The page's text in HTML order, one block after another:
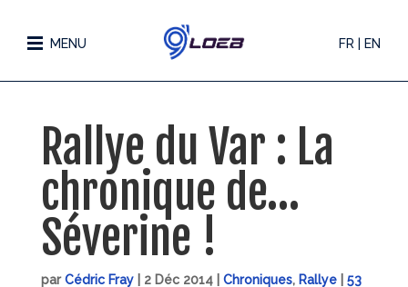
MENU FR | EN
Rallye du Var : La
chronique de…
Séverine !
parCédric Fray| 2 Déc 2014| Chroniques, Rallye| 53